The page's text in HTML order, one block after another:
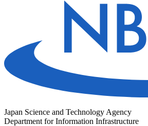
Japan Science and Technology Agency
Department for Information Infrastructure